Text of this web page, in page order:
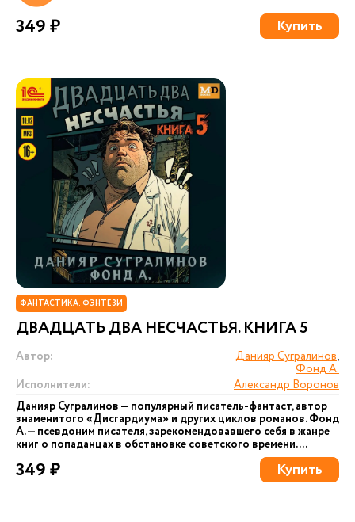
349 ₽ Купить
ФАНТАСТИКА. ФЭНТЕЗИ
ДВАДЦАТЬ ДВА НЕСЧАСТЬЯ. КНИГА 5
Автор: Данияр Сугралинов,
Фонд А.
Исполнители:
Александр Воронов
Данияр Сугралинов — популярный писатель-фантаст, автор
знаменитого «Дисгардиума» и других циклов романов. Фонд
А. — псевдоним писателя, зарекомендовавшего себя в жанре
книг о попаданцах в обстановке советского времени....
349 ₽ Купить